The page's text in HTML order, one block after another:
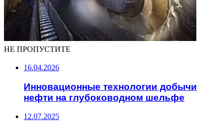
НЕ ПРОПУСТИТЕ
16.04.2026
Инновационные технологии добычи
нефти на глубоководном шельфе
12.07.2025